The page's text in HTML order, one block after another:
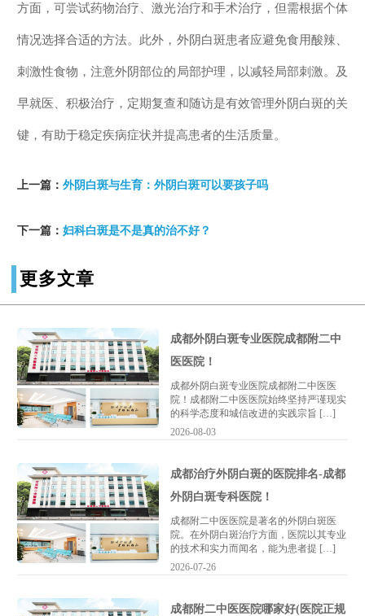
方面，可尝试药物治疗、激光治疗和手术治疗，但需根据个体
情况选择合适的方法。此外，外阴白斑患者应避免食用酸辣、
刺激性食物，注意外阴部位的局部护理，以减轻局部刺激。及
早就医、积极治疗，定期复查和随访是有效管理外阴白斑的关
键，有助于稳定疾病症状并提高患者的生活质量。
上一篇： 外阴白斑与生育：外阴白斑可以要孩子吗
下一篇： 妇科白斑是不是真的治不好？
更多文章
成都外阴白斑专业医院成都附二中
医医院！
成都外阴白斑专业医院成都附二中医医
院！成都附二中医医院始终坚持严谨现实
的科学态度和城信改进的实践宗旨 […]
2026-08-03
成都治疗外阴白斑的医院排名-成都
外阴白斑专科医院！
成都附二中医医院是著名的外阴白斑医
院。在外阴白斑治疗方面，医院以其专业
的技术和实力而闻名，能为患者提 […]
2026-07-26
成都附二中医医院哪家好(医院正规